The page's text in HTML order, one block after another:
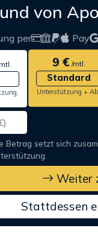
von
per Pay
9 € /mtl.
Standard
Unterstützung +
Betrag setzt sich
Weiter
Stattdessen